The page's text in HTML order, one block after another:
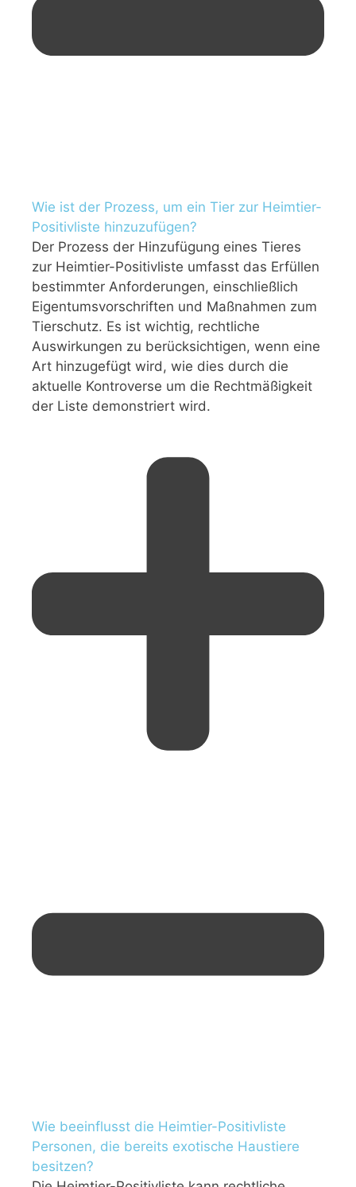
Wie ist der Prozess, um ein Tier zur Heimtier-
Positivliste hinzuzufügen?
Der Prozess der Hinzufügung eines Tieres
zur Heimtier-Positivliste umfasst das Erfüllen
bestimmter Anforderungen, einschließlich
Eigentumsvorschriften und Maßnahmen zum
Tierschutz. Es ist wichtig, rechtliche
Auswirkungen zu berücksichtigen, wenn eine
Art hinzugefügt wird, wie dies durch die
aktuelle Kontroverse um die Rechtmäßigkeit
der Liste demonstriert wird.
Wie beeinflusst die Heimtier-Positivliste
Personen, die bereits exotische Haustiere
besitzen?